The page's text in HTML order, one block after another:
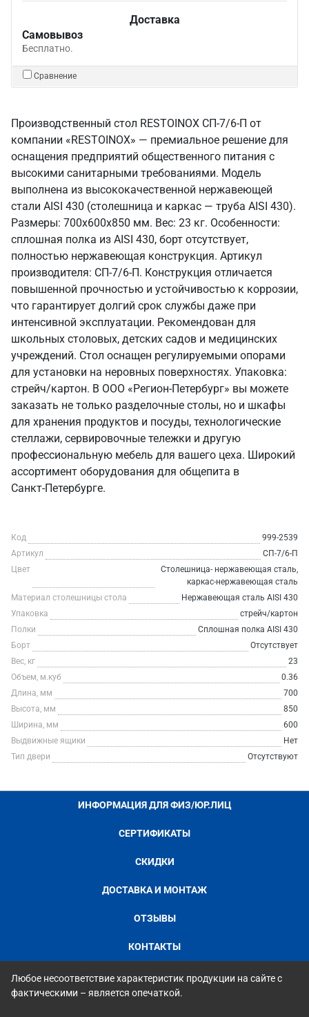
Доставка
Самовывоз
Бесплатно.
Сравнение
Производственный стол RESTOINOX СП-7/6-П от
компании «RESTOINOX» — премиальное решение для
оснащения предприятий общественного питания с
высокими санитарными требованиями. Модель
выполнена из высококачественной нержавеющей
стали AISI 430 (столешница и каркас — труба AISI 430).
Размеры: 700x600x850 мм. Вес: 23 кг. Особенности:
сплошная полка из AISI 430, борт отсутствует,
полностью нержавеющая конструкция. Артикул
производителя: СП-7/6-П. Конструкция отличается
повышенной прочностью и устойчивостью к коррозии,
что гарантирует долгий срок службы даже при
интенсивной эксплуатации. Рекомендован для
школьных столовых, детских садов и медицинских
учреждений. Стол оснащен регулируемыми опорами
для установки на неровных поверхностях. Упаковка:
стрейч/картон. В ООО «Регион-Петербург» вы можете
заказать не только разделочные столы, но и шкафы
для хранения продуктов и посуды, технологические
стеллажи, сервировочные тележки и другую
профессиональную мебель для вашего цеха. Широкий
ассортимент оборудования для общепита в
Санкт‑Петербурге.
Код
999-2539
Артикул
СП-7/6-П
Цвет
Столешница- нержавеющая сталь,
каркас-нержавеющая сталь
Материал столешницы стола
Нержавеющая сталь AISI 430
Упаковка
стрейч/картон
Полки
Сплошная полка AISI 430
Борт
Отсутствует
Вес, кг
23
Объем, м.куб
0.36
Длина, мм
700
Высота, мм
850
Ширина, мм
600
Выдвижные ящики
Нет
Тип двери
Отсутствуют
ИНФОРМАЦИЯ ДЛЯ ФИЗ/ЮР.ЛИЦ
СЕРТИФИКАТЫ
СКИДКИ
ДОСТАВКА И МОНТАЖ
ОТЗЫВЫ
КОНТАКТЫ
Любое несоответствие характеристик продукции на сайте с
фактическими – является опечаткой.